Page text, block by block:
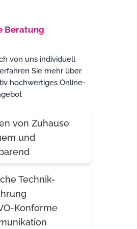
Beratung
von uns individuell
Sie mehr über
hochwertiges Online-
von Zuhause
und
Technik-
Konforme